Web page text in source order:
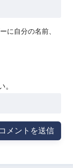
に自分の名前、
。